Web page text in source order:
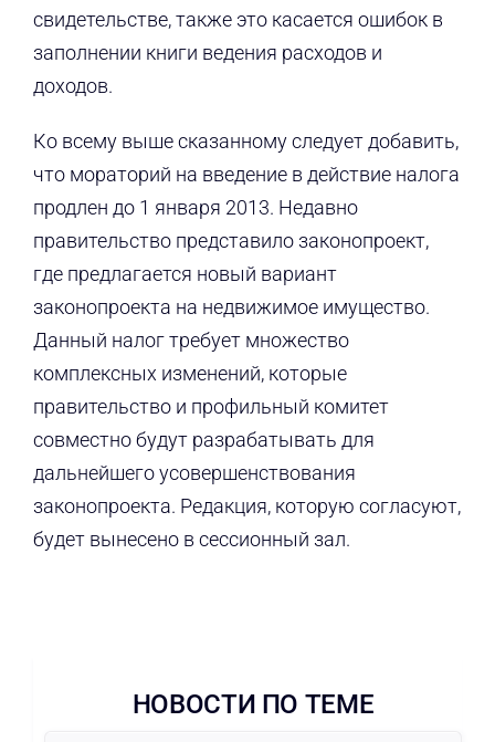
свидетельстве, также это касается ошибок в
заполнении книги ведения расходов и
доходов.
Ко всему выше сказанному следует добавить,
что мораторий на введение в действие налога
продлен до 1 января 2013. Недавно
правительство представило законопроект,
где предлагается новый вариант
законопроекта на недвижимое имущество.
Данный налог требует множество
комплексных изменений, которые
правительство и профильный комитет
совместно будут разрабатывать для
дальнейшего усовершенствования
законопроекта. Редакция, которую согласуют,
будет вынесено в сессионный зал.
НОВОСТИ ПО ТЕМЕ